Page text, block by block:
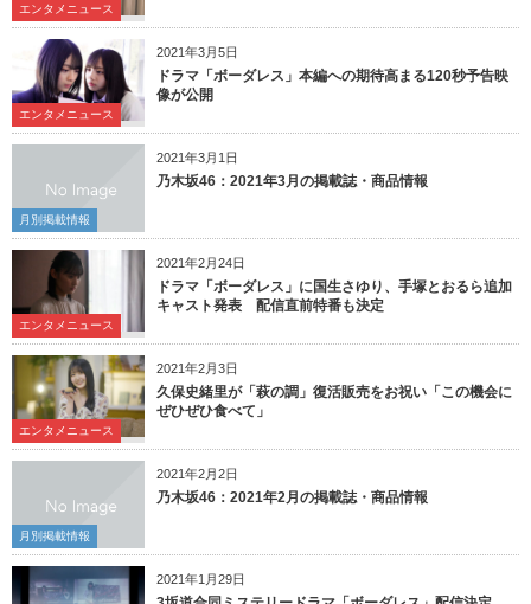
エンタメニュース
2021年3月5日
エンタメニュース
ドラマ「ボーダレス」本編への期待高まる120秒予告映
像が公開
2021年3月1日
月別掲載情報
乃木坂46：2021年3月の掲載誌・商品情報
2021年2月24日
エンタメニュース
ドラマ「ボーダレス」に国生さゆり、手塚とおるら追加
キャスト発表 配信直前特番も決定
2021年2月3日
エンタメニュース
久保史緒里が「萩の調」復活販売をお祝い「この機会に
ぜひぜひ食べて」
2021年2月2日
月別掲載情報
乃木坂46：2021年2月の掲載誌・商品情報
2021年1月29日